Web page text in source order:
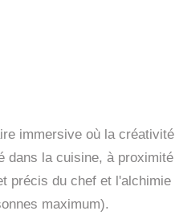
immersive où la créativité
dans la cuisine, à proximité
précis du chef et l'alchimie
maximum).